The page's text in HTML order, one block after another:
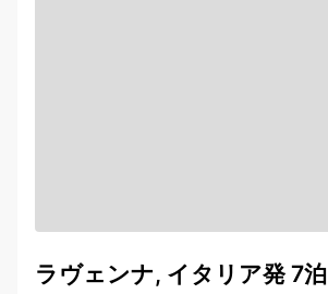
ラヴェンナ, イタリア発 7泊